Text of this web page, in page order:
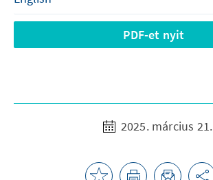
PDF-et nyit
2025. március 21.